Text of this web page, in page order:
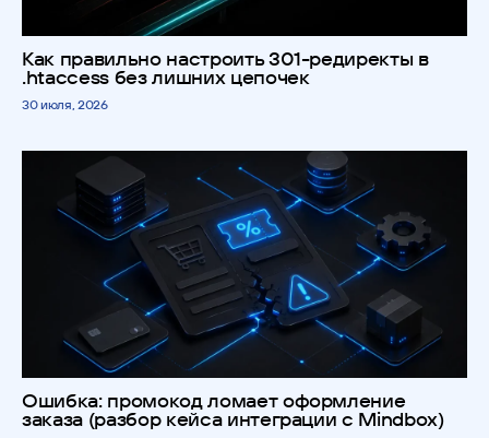
Как правильно настроить 301-редиректы в
.htaccess без лишних цепочек
30 июля, 2026
Ошибка: промокод ломает оформление
заказа (разбор кейса интеграции с Mindbox)